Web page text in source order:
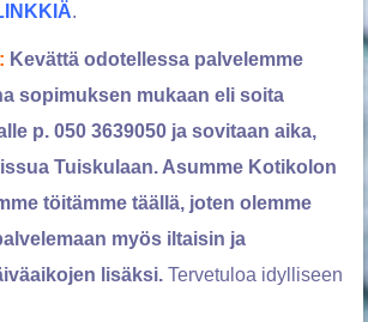
.
Kevättä odotellessa palvelemme
sopimuksen mukaan eli soita
p. 050 3639050 ja sovitaan aika,
Tuiskulaan. Asumme Kotikolon
töitämme täällä, joten olemme
myös iltaisin ja
lisäksi.Tervetuloa idylliseen